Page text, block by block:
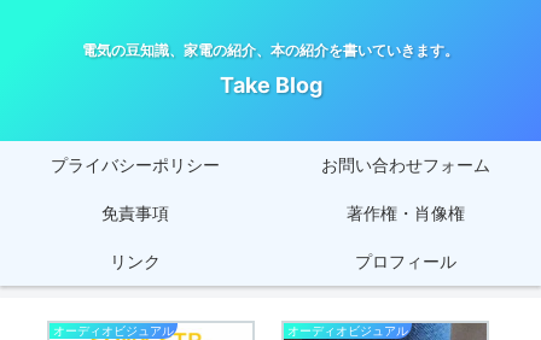
電気の豆知識、家電の紹介、本の紹介を書いていきます。
Take Blog
プライバシーポリシー お問い合わせフォーム
免責事項 著作権・肖像権
リンク プロフィール
オーディオビジュアル オーディオビジュアル